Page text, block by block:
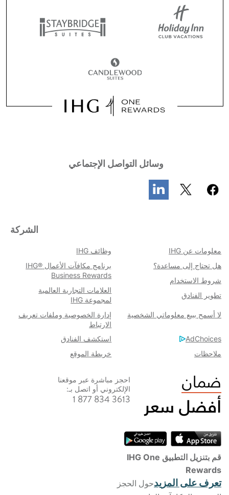
وسائل التواصل الإجتماعي
الشركة
معلومات عن IHG
وظائف IHG
هل تحتاج إلى مساعدة؟
برنامج مكافآت الأعمال IHG®
Business Rewards
شروط الاستخدام​
العلامات التجارية العالمية
لمجموعة IHG
تطوير الفنادق
إدارة الخصوصية وملفات تعريف
الارتباط
لا أسمح ببيع معلوماتي الشخصية
استكشف الفنادق
AdChoices
خريطة الموقع
ملاحظات
احجز مباشرة عبر موقعنا
الإلكتروني أو اتصل بـ:
1 877 834 3613
قم بتنزيل التطبيق IHG One
Rewards
تعرف على المزيدحول الحجز